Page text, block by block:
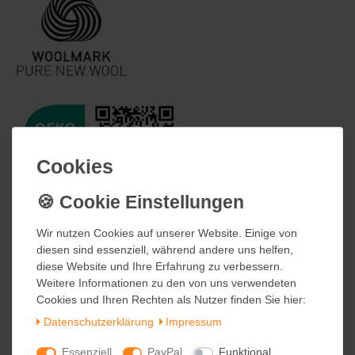
Cookies
Wir nutzen Cookies auf unserer Website. Einige von
diesen sind essenziell, während andere uns helfen,
diese Website und Ihre Erfahrung zu verbessern.
Weitere Informationen zu den von uns verwendeten
Cookies und Ihren Rechten als Nutzer finden Sie hier:
Daten­schutz­erklärung
Impressum
Essenziell PayPal Funktional
Cookies
Wir nutzen Cookies auf unserer Website. Einige von
diesen sind essenziell, während andere uns helfen,
diese Website und Ihre Erfahrung zu verbessern.
Weitere Informationen zu den von uns verwendeten
Cookies und Ihren Rechten als Nutzer finden Sie hier:
Daten­schutz­erklärung
Impressum
Essenziell PayPal Funktional